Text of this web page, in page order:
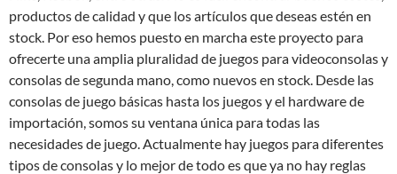
productos de calidad y que los artículos que deseas estén en
stock. Por eso hemos puesto en marcha este proyecto para
ofrecerte una amplia pluralidad de juegos para videoconsolas y
consolas de segunda mano, como nuevos en stock. Desde las
consolas de juego básicas hasta los juegos y el hardware de
importación, somos su ventana única para todas las
necesidades de juego. Actualmente hay juegos para diferentes
tipos de consolas y lo mejor de todo es que ya no hay reglas